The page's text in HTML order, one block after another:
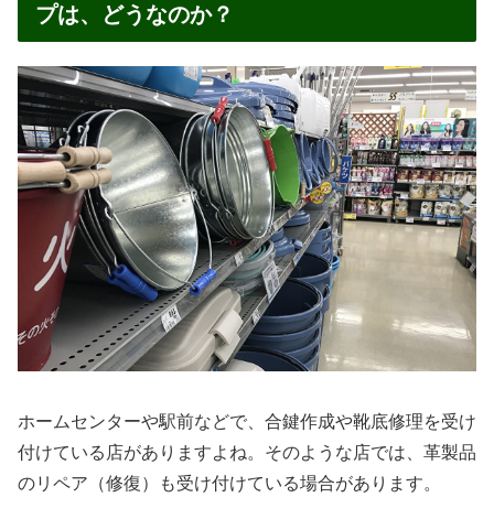
プは、どうなのか？
ホームセンターや駅前などで、合鍵作成や靴底修理を受け
付けている店がありますよね。そのような店では、革製品
のリペア（修復）も受け付けている場合があります。